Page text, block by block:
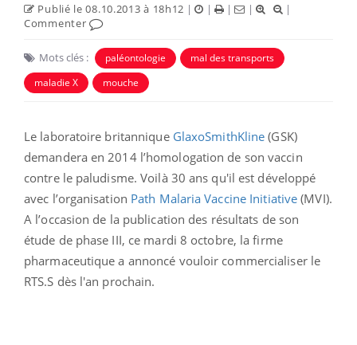
Publié le 08.10.2013 à 18h12 | | | |
|
Commenter
Mots clés : paléontologie
mal des transports
maladie X
mouche
Le laboratoire britannique GlaxoSmithKline (GSK)
demandera en 2014 l’homologation de son vaccin
contre le paludisme. Voilà 30 ans qu'il est développé
avec l’organisation Path Malaria Vaccine Initiative (MVI).
A l’occasion de la publication des résultats de son
étude de phase III, ce mardi 8 octobre, la firme
pharmaceutique a annoncé vouloir commercialiser le
RTS.S dès l'an prochain.